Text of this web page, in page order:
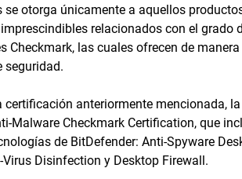
se otorga únicamente a aquellos
relacionados con el
Checkmark, las cuales ofrecen de
seguridad.
certificación anteriormente mencionada,
Malware Checkmark Certification, que
de BitDefender: Anti-Spyware
Virus Disinfection y Desktop Firewall.